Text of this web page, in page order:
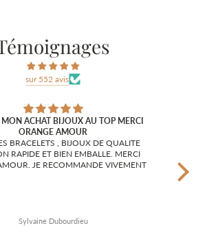
sur 552 avis
MON ACHAT BIJOUX AU TOP MERCI
ORANGE AMOUR
BRACELETS , BIJOUX DE QUALITE
RAPIDE ET BIEN EMBALLE. MERCI
JE RECOMMANDE VIVEMENT
Sylvaine Dubourdieu